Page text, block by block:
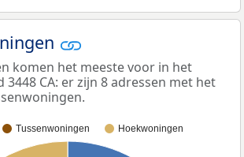
komen het meeste voor in het
3448 CA: er zijn 8 adressen met het
Tussenwoningen Hoekwoningen